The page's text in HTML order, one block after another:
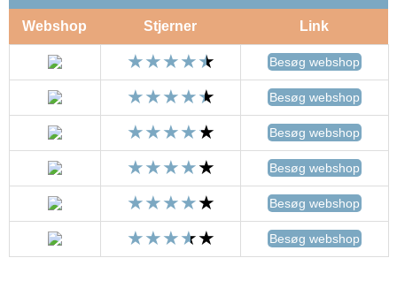
Webshop Stjerner Link
Besøg webshop
Besøg webshop
Besøg webshop
Besøg webshop
Besøg webshop
Besøg webshop